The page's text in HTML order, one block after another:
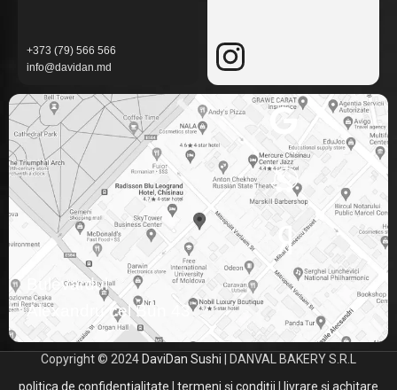
+373 (79) 566 566
info@davidan.md
Bulevardul
Alexandru cel Bun 43
Copyright © 2024 DaviDan Sushi | DANVAL BAKERY S.R.L
politica de confidențialitate
termeni și condiții livrare și achitare